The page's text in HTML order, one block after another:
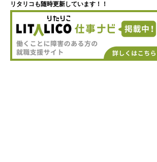
リタリコも随時更新しています！！